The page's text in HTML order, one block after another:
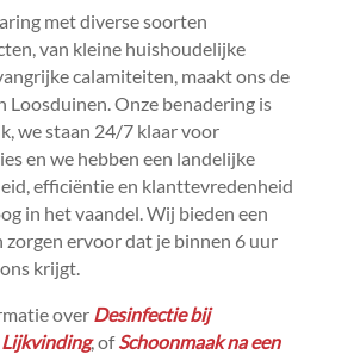
met diverse soorten
van kleine huishoudelijke
calamiteiten, maakt ons de
Loosduinen.​ Onze benadering is
we staan 24/7 klaar voor
en we hebben een landelijke
efficiëntie en klanttevredenheid
in het vaandel.​ Wij bieden een
zorgen ervoor dat je binnen 6 uur
krijgt.​
over Desinfectie bij
Lijkvinding, ofSchoonmaak na een